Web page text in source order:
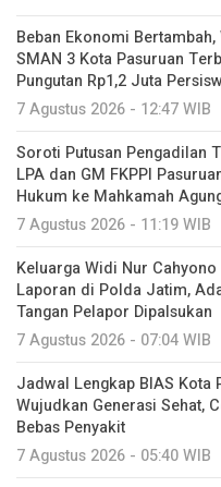
Beban Ekonomi
SMAN 3 Kota Pasuruan
Pungutan Rp1,2 Juta
7 Agustus 2026 - 12:47 WIB
Soroti Putusan Pengadilan
LPA dan GM FKPPI
Hukum ke Mahkamah
7 Agustus 2026 - 11:19 WIB
Keluarga Widi Nur Cahyono
Laporan di Polda Jatim,
Tangan Pelapor Dipalsukan
7 Agustus 2026 - 07:04 WIB
Jadwal Lengkap BIAS Kota
Wujudkan Generasi Sehat,
Bebas Penyakit
7 Agustus 2026 - 05:40 WIB